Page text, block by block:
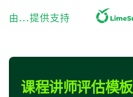
参考材料的质量
由...提供支持
课程讲师评估模